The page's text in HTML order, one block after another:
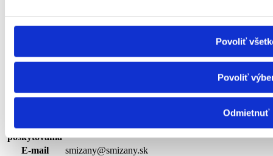
Povoliť
Povoliť
Odmietnuť
služby
skupina
nepriaznivým zdravotným stavom
Miesto
poskytovania
Košický kraj
E-mail
smizany@smizany.sk